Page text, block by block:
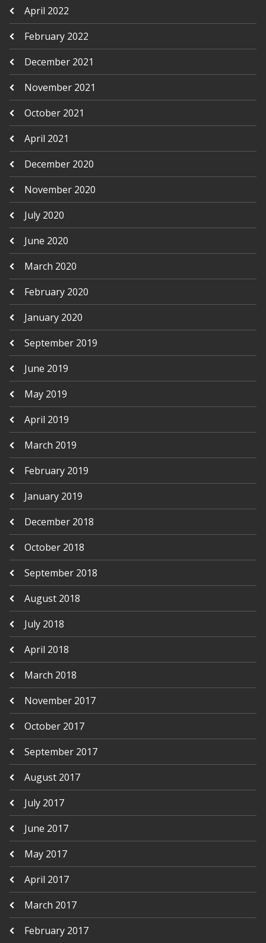
April 2022
February 2022
December 2021
November 2021
October 2021
April 2021
December 2020
November 2020
July 2020
June 2020
March 2020
February 2020
January 2020
September 2019
June 2019
May 2019
April 2019
March 2019
February 2019
January 2019
December 2018
October 2018
September 2018
August 2018
July 2018
April 2018
March 2018
November 2017
October 2017
September 2017
August 2017
July 2017
June 2017
May 2017
April 2017
March 2017
February 2017